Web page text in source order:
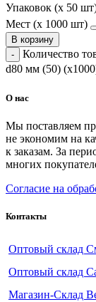
Упаковок (x 50
Мест (x 1000 шт)
В корзину
Количество
d80 мм (50)
О нас
Мы поставляем
не экономим на
к заказам. За
многих
Согласие на
Контакты
Оптовый склад
Оптовый склад
Магазин-Склад